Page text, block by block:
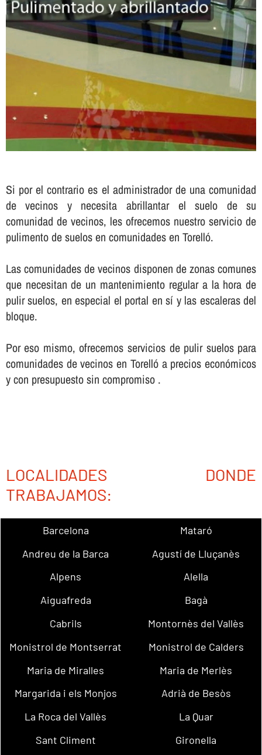
Si por el contrario es el administrador de una comunidad
de vecinos y necesita abrillantar el suelo de su
comunidad de vecinos, les ofrecemos nuestro servicio de
pulimento de suelos en comunidades en Torelló.
Las comunidades de vecinos disponen de zonas comunes
que necesitan de un mantenimiento regular a la hora de
pulir suelos, en especial el portal en sí­ y las escaleras del
bloque.
Por eso mismo, ofrecemos servicios de pulir suelos para
comunidades de vecinos en Torelló a precios económicos
y con presupuesto sin compromiso .
LOCALIDADES DONDE
TRABAJAMOS:
Barcelona
Mataró
Andreu de la Barca
Agustí de Lluçanès
Alpens
Alella
Aiguafreda
Bagà
Cabrils
Montornès del Vallès
Monistrol de Montserrat
Monistrol de Calders
Maria de Miralles
Maria de Merlès
Margarida i els Monjos
Adrià de Besòs
La Roca del Vallès
La Quar
Sant Climent
Gironella